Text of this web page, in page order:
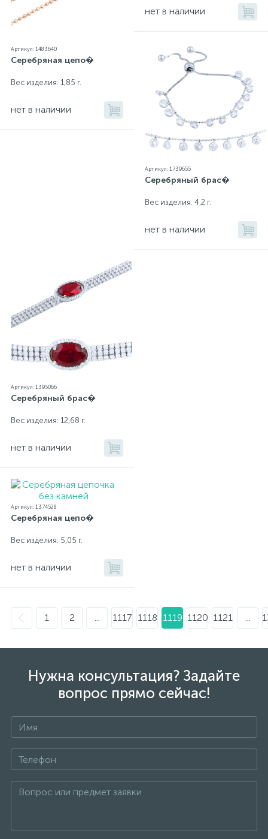
Артикул: 1483640
Серебряная цепо�
Вес изделия: 1,85 г.
нет в наличии
нет в наличии
Артикул: 1739655
Серебряный брас�
Вес изделия: 4,2 г.
нет в наличии
Артикул: 1395066
Серебряный брас�
Вес изделия: 12,68 г.
нет в наличии
Артикул: 1374528
Серебряная цепо�
Вес изделия: 5,05 г.
нет в наличии
1 2 ... 1117 1118 1119 1120 1121 ...
Нужна консультация? Задайте
вопрос прямо сейчас!